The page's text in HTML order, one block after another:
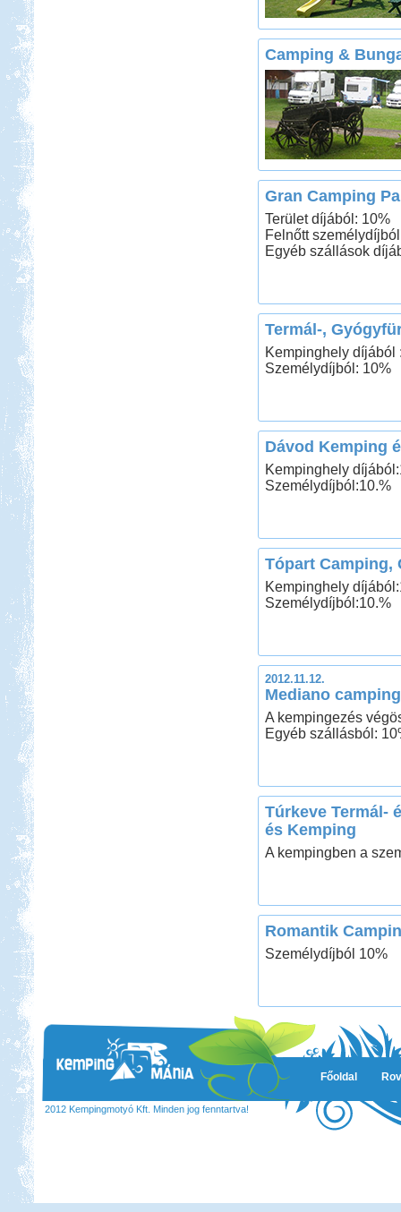
Camping &
Gran Camping
Terület díjából: 10%
Felnőtt
Egyéb szállások
Termál-,
Kempinghely díjából
Személydíjból: 10%
Dávod Kemping
Kempinghely
Személydíjból:10.%
Tópart Camping,
Kempinghely
Személydíjból:10.%
2012.11.12.
Mediano camping
A kempingezés
Egyéb szállásból:
Túrkeve Termál-
és Kemping
A kempingben a
Romantik
Személydíjból 10%
Főoldal
2012 Kempingmotyó Kft. Minden jog fenntartva!